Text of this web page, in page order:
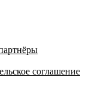
соглашение